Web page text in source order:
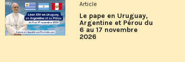
Article
Le pape en Uruguay,
Argentine et Pérou du
6 au 17 novembre
2026